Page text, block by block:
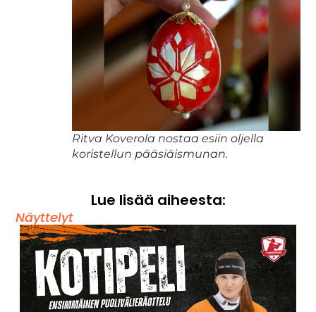
Ritva Koverola nostaa esiin oljella
koristellun pääsiäismunan.
Lue lisää aiheesta:
Näyttelyt